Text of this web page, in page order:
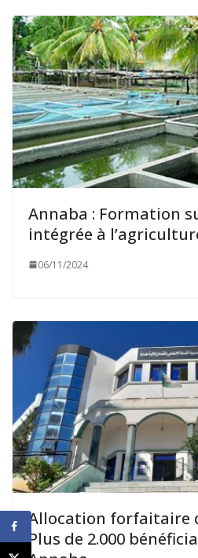
Annaba : Formation
intégrée à
06/11/2024
Allocation forfaitaire
Plus de 2.000